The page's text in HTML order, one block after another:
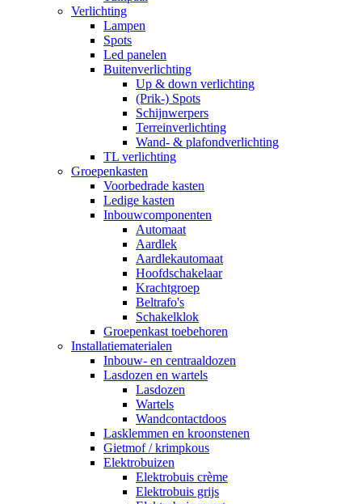
Verlichting
Lampen
Spots
Led panelen
Buitenverlichting
Up & down verlichting
(Prik-) Spots
Schijnwerpers
Terreinverlichting
Wand- & plafondverlichting
TL verlichting
Groepenkasten
Voorbedrade kasten
Ledige kasten
Inbouwcomponenten
Automaat
Aardlek
Aardlekautomaat
Hoofdschakelaar
Krachtgroep
Beltrafo's
Schakelklok
Groepenkast toebehoren
Installatiematerialen
Inbouw- en centraaldozen
Lasdozen en wartels
Lasdozen
Wartels
Wandcontactdoos
Lasklemmen en kroonstenen
Gietmof / krimpkous
Elektrobuizen
Elektrobuis crème
Elektrobuis grijs